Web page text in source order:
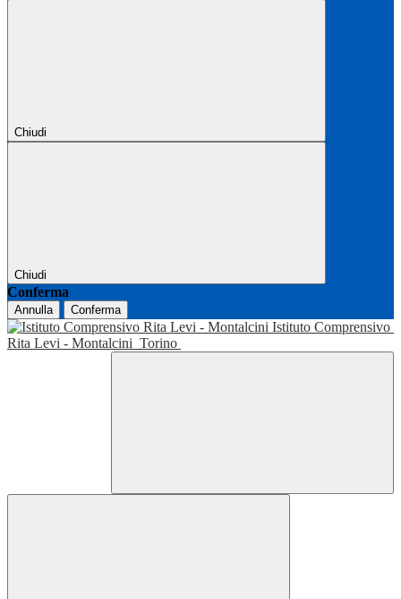
Chiudi
Chiudi
Conferma
Annulla Conferma
Istituto Comprensivo
Rita Levi - Montalcini Torino